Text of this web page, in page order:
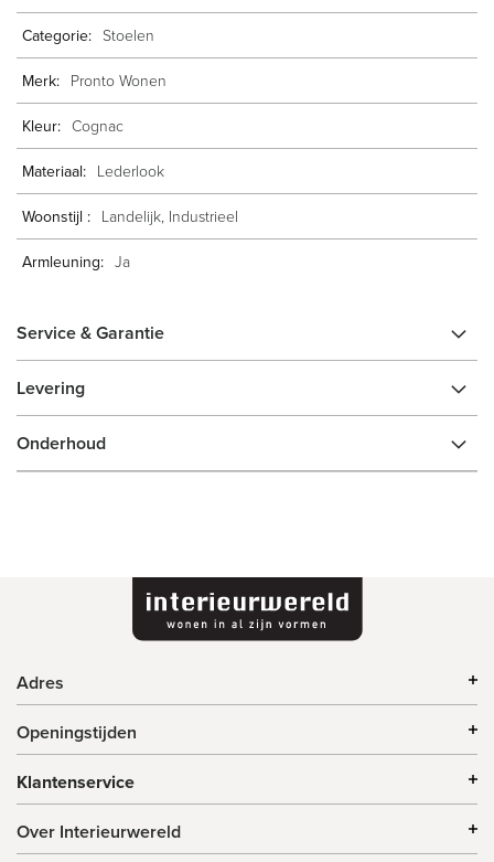
Stoelen
Pronto Wonen
Cognac
Lederlook
Landelijk, Industrieel
Ja
Service & Garantie
Levering
Onderhoud
Adres
Openingstijden
Klantenservice
Over Interieurwereld